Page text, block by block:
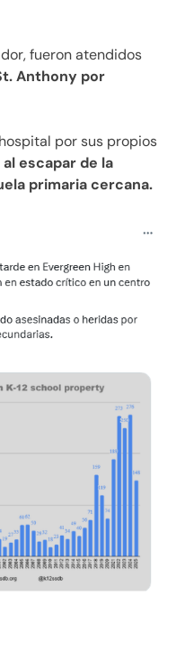
fueron atendidos
Anthony por
por sus propios
al escapar de la
primaria cercana.